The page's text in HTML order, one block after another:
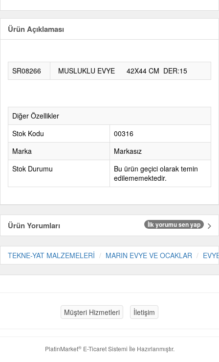
Ürün Açıklaması
SR08266 MUSLUKLU EVYE 42X44 CM DER:15
Diğer Özellikler
Stok Kodu
00316
Marka
Markasız
Stok Durumu
Bu ürün geçici olarak temin
edilememektedir.
Ürün Yorumları İlk yorumu sen yap
TEKNE-YAT MALZEMELERİ MARIN EVYE VE OCAKLAR
Müşteri Hizmetleri İletişim
PlatinMarket®E-Ticaret Sistemi İle Hazırlanmıştır.